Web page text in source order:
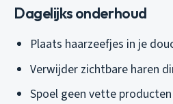
Dagelijks onderhoud
Plaats haarzeefjes in je
Verwijder zichtbare haren
Spoel geen vette